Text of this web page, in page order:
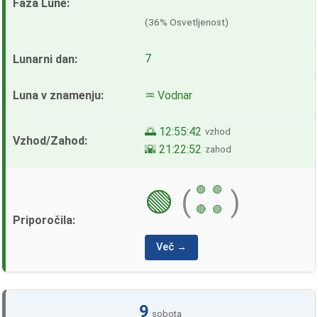
(36% Osvetljenost)
7
♒ Vodnar
🌅 12:55:42 vzhod
🌇 21:22:52 zahod
🟢 ( 🟢
🟢
🔴
🟢 )
Več →
9 sobota